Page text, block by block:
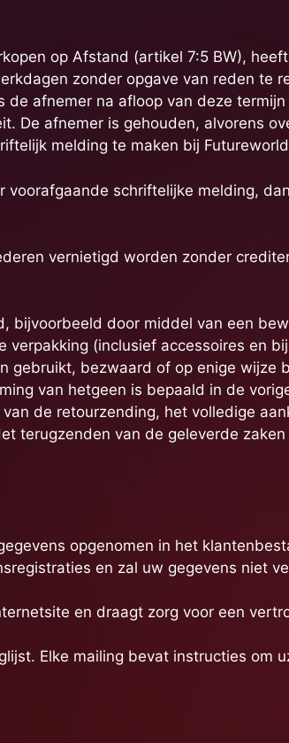
op Afstand (artikel 7:5 BW),
zonder opgave van reden te
afnemer na afloop van deze
De afnemer is gehouden, alvorens
melding te maken bij
schriftelijke melding,
vernietigd worden zonder
bijvoorbeeld door middel van een
(inclusief accessoires en
gebruikt, bezwaard of op enige wijze
van hetgeen is bepaald in de
de retourzending, het volledige
terugzenden van de geleverde zaken
opgenomen in het
en zal uw gegevens niet
en draagt zorg voor een
Elke mailing bevat instructies om